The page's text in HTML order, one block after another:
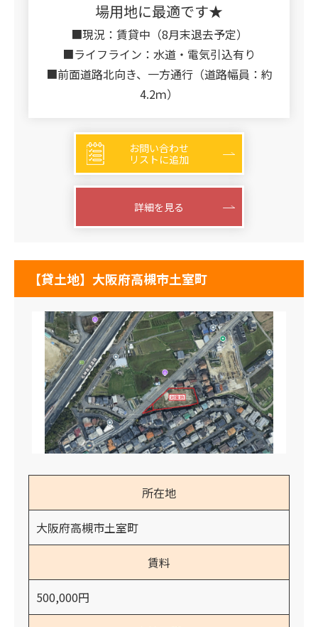
場用地に最適です★
■現況：賃貸中（8月末退去予定）
■ライフライン：水道・電気引込有り
■前面道路北向き、一方通行（道路幅員：約
4.2ｍ）
お問い合わせ
リストに追加
詳細を見る
【貸土地】大阪府高槻市土室町
所在地
大阪府高槻市土室町
賃料
500,000円